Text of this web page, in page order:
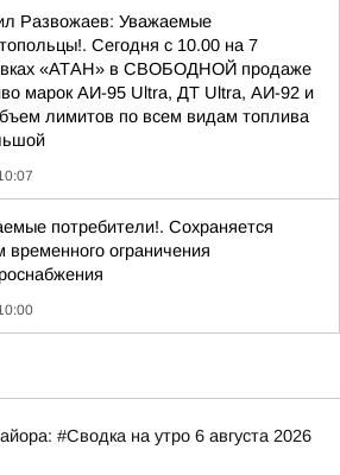
Развожаев: Уважаемые
Сегодня с 10.00 на 7
«АТАН» в СВОБОДНОЙ продаже
марок АИ-95 Ultra, ДТ Ultra, АИ-92 и
лимитов по всем видам топлива
потребители!. Сохраняется
временного ограничения
#Сводка на утро 6 августа 2026